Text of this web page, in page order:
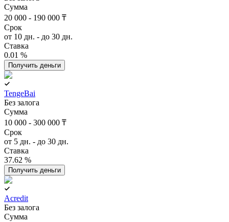
Сумма
20 000 - 190 000 ₸
Срок
от 10 дн. - до 30 дн.
Ставка
0.01 %
Получить деньги
TengeBai
Без залога
Сумма
10 000 - 300 000 ₸
Срок
от 5 дн. - до 30 дн.
Ставка
37.62 %
Получить деньги
Acredit
Без залога
Сумма